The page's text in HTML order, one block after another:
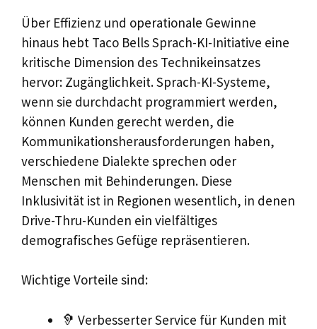
Über Effizienz und operationale Gewinne
hinaus hebt Taco Bells Sprach-KI-Initiative eine
kritische Dimension des Technikeinsatzes
hervor: Zugänglichkeit. Sprach-KI-Systeme,
wenn sie durchdacht programmiert werden,
können Kunden gerecht werden, die
Kommunikationsherausforderungen haben,
verschiedene Dialekte sprechen oder
Menschen mit Behinderungen. Diese
Inklusivität ist in Regionen wesentlich, in denen
Drive-Thru-Kunden ein vielfältiges
demografisches Gefüge repräsentieren.
Wichtige Vorteile sind:
🦻 Verbesserter Service für Kunden mit